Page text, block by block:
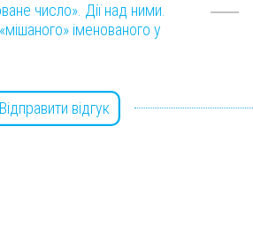
число». Дії над ними.
іменованого у
Відправити відгук